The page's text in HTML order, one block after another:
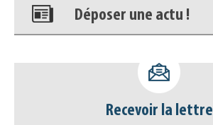
Déposer une actu !
déconnecter)
Base documentaire
Recevoir la lettre